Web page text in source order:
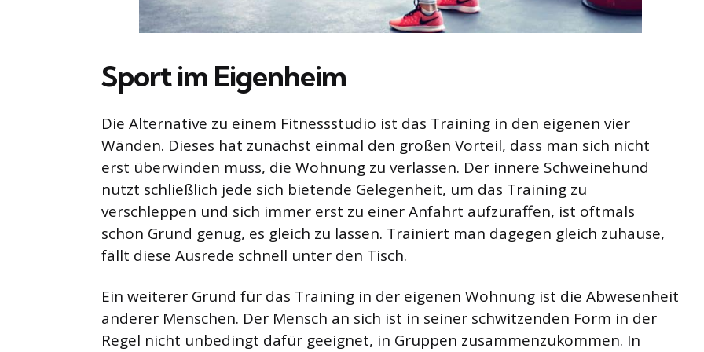
Sport im Eigenheim
Die Alternative zu einem Fitnessstudio ist das Training in den eigenen vier
Wänden. Dieses hat zunächst einmal den großen Vorteil, dass man sich nicht
erst überwinden muss, die Wohnung zu verlassen. Der innere Schweinehund
nutzt schließlich jede sich bietende Gelegenheit, um das Training zu
verschleppen und sich immer erst zu einer Anfahrt aufzuraffen, ist oftmals
schon Grund genug, es gleich zu lassen. Trainiert man dagegen gleich zuhause,
fällt diese Ausrede schnell unter den Tisch.
Ein weiterer Grund für das Training in der eigenen Wohnung ist die Abwesenheit
anderer Menschen. Der Mensch an sich ist in seiner schwitzenden Form in der
Regel nicht unbedingt dafür geeignet, in Gruppen zusammenzukommen. In